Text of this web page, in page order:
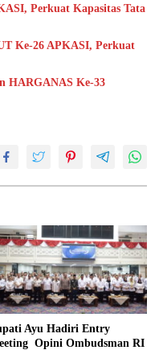
Perkuat Kapasitas Tata
Ke-26 APKASI, Perkuat
HARGANAS Ke-33
Ayu Hadiri Entry
Opini Ombudsman RI